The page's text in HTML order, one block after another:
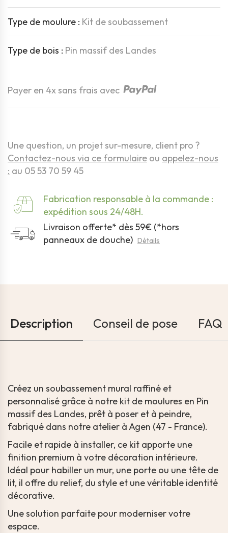
Type de moulure : Kit de soubassement
Type de bois : Pin massif des Landes
Payer en 4x sans frais avec
Une question, un projet sur-mesure, client pro ?
Contactez-nous via ce formulaire ou appelez-nous
: au 05 53 70 59 45
Fabrication responsable à la commande :
expédition sous 24/48H.
Livraison offerte* dès 59€ (*hors
panneaux de douche) Détails
Description Conseil de pose FAQ
Créez un soubassement mural raffiné et
personnalisé grâce à notre kit de moulures en Pin
massif des Landes, prêt à poser et à peindre,
fabriqué dans notre atelier à Agen (47 - France).
Facile et rapide à installer, ce kit apporte une
finition premium à votre décoration intérieure.
Idéal pour habiller un mur, une porte ou une tête de
lit, il offre du relief, du style et une véritable identité
décorative.
Une solution parfaite pour moderniser votre
espace.